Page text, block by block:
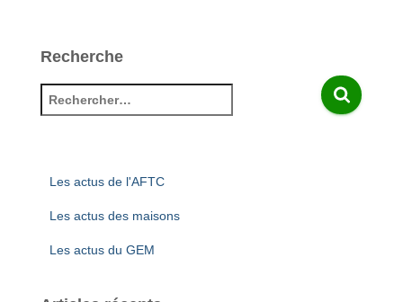
Recherche
e
Les actus de l'AFTC
Les actus des maisons
Les actus du GEM